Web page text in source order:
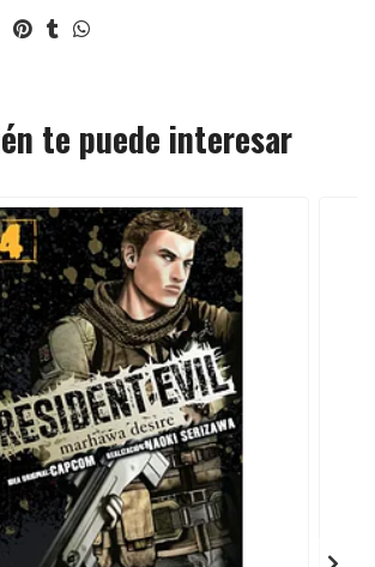
te puede interesar